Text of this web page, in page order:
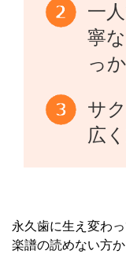
一
寧
っ
サ
広
永久歯に生え変わ
楽譜の読めない方